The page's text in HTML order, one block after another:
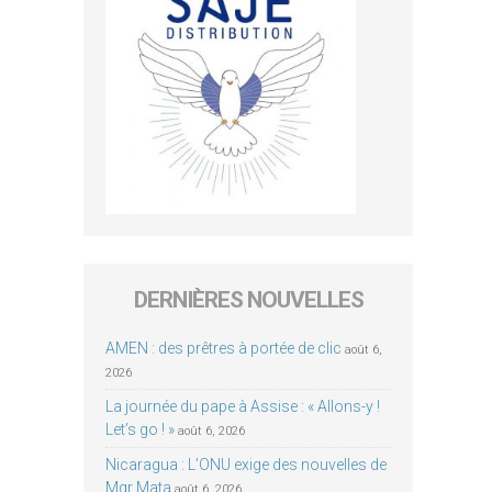
DERNIÈRES NOUVELLES
AMEN : des prêtres à portée de clic août 6,
2026
La journée du pape à Assise : « Allons-y !
Let’s go ! » août 6, 2026
Nicaragua : L’ONU exige des nouvelles de
Mgr Mata